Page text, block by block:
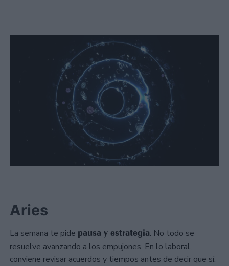
Aries
La semana te pide pausa y estrategia. No todo se
resuelve avanzando a los empujones. En lo laboral,
conviene revisar acuerdos y tiempos antes de decir que sí.